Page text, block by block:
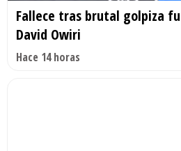
Fallece tras brutal golpiza
David Owiri
Hace 14 horas